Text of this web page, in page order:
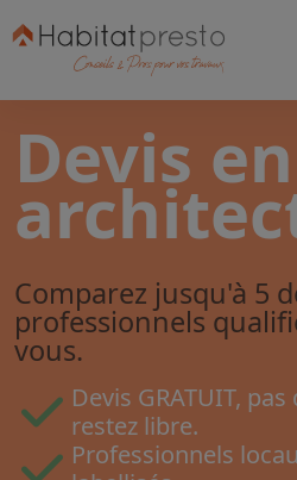
Devis en
Comparez jusqu'à 5
professionnels
vous.
Devis GRATUIT,
restez libre.
Professionnels